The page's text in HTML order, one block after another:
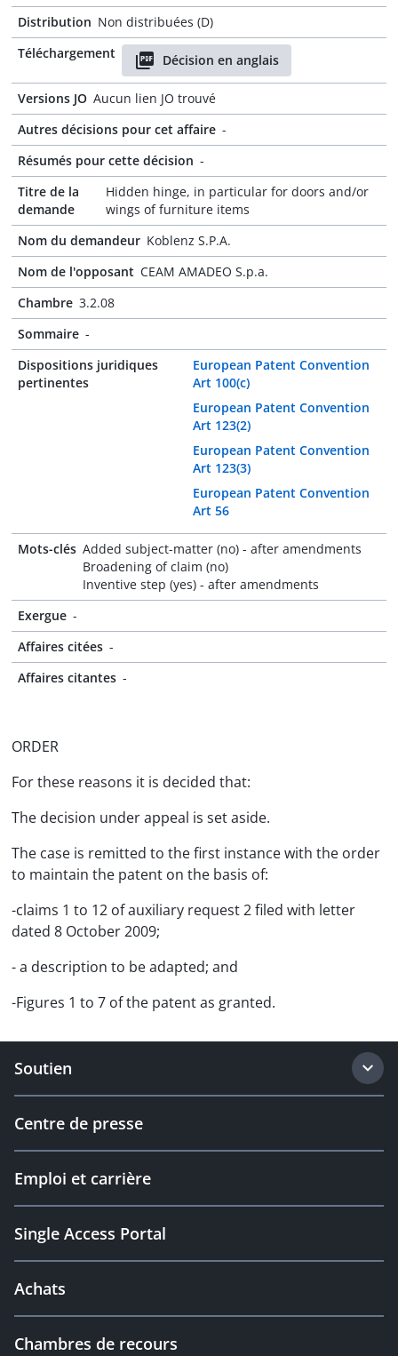
Distribution Non distribuées (D)
Téléchargement
Décision en anglais
Versions JO Aucun lien JO trouvé
Autres décisions pour cet affaire -
Résumés pour cette décision -
Titre de la
demande
Hidden hinge, in particular for doors and/or
wings of furniture items
Nom du demandeur Koblenz S.P.A.
Nom de l'opposant CEAM AMADEO S.p.a.
Chambre 3.2.08
Sommaire -
Dispositions juridiques
pertinentes
European Patent Convention
Art 100(c)
European Patent Convention
Art 123(2)
European Patent Convention
Art 123(3)
European Patent Convention
Art 56
Mots-clés Added subject-matter (no) - after amendments
Broadening of claim (no)
Inventive step (yes) - after amendments
Exergue -
Affaires citées -
Affaires citantes -
ORDER
For these reasons it is decided that:
The decision under appeal is set aside.
The case is remitted to the first instance with the order
to maintain the patent on the basis of:
-claims 1 to 12 of auxiliary request 2 filed with letter
dated 8 October 2009;
- a description to be adapted; and
-Figures 1 to 7 of the patent as granted.
Soutien
Centre de presse
Emploi et carrière
Single Access Portal
Achats
Chambres de recours